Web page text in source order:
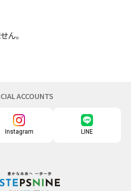
ん。
ACCOUNTS
Instagram LINE